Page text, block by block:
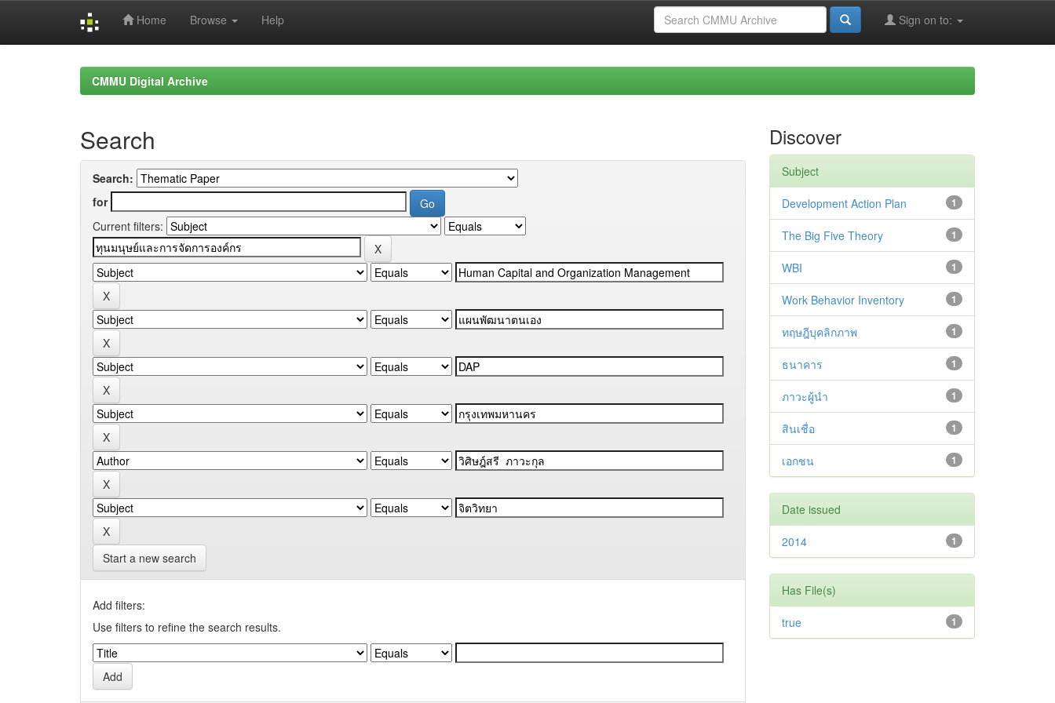
Home Browse Help Sign on to:
CMMU Digital Archive
Search
Search:
for
Current filters:
Start a new search
Add filters:
Use filters to refine the search results.
Discover
Subject
1
Development Action Plan
1
The Big Five Theory
1
WBI
1
Work Behavior Inventory
1
ทฤษฎีบุคลิกภาพ
1
ธนาคาร
1
ภาวะผู้นำ
1
สินเชื่อ
1
เอกชน
Date issued
1
2014
Has File(s)
1
true